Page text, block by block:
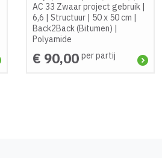
AC 33 Zwaar project gebruik|
6,6 | Structuur| 50 x 50 cm |
Back2Back (Bitumen) |
Polyamide
€ 90,00 per partij